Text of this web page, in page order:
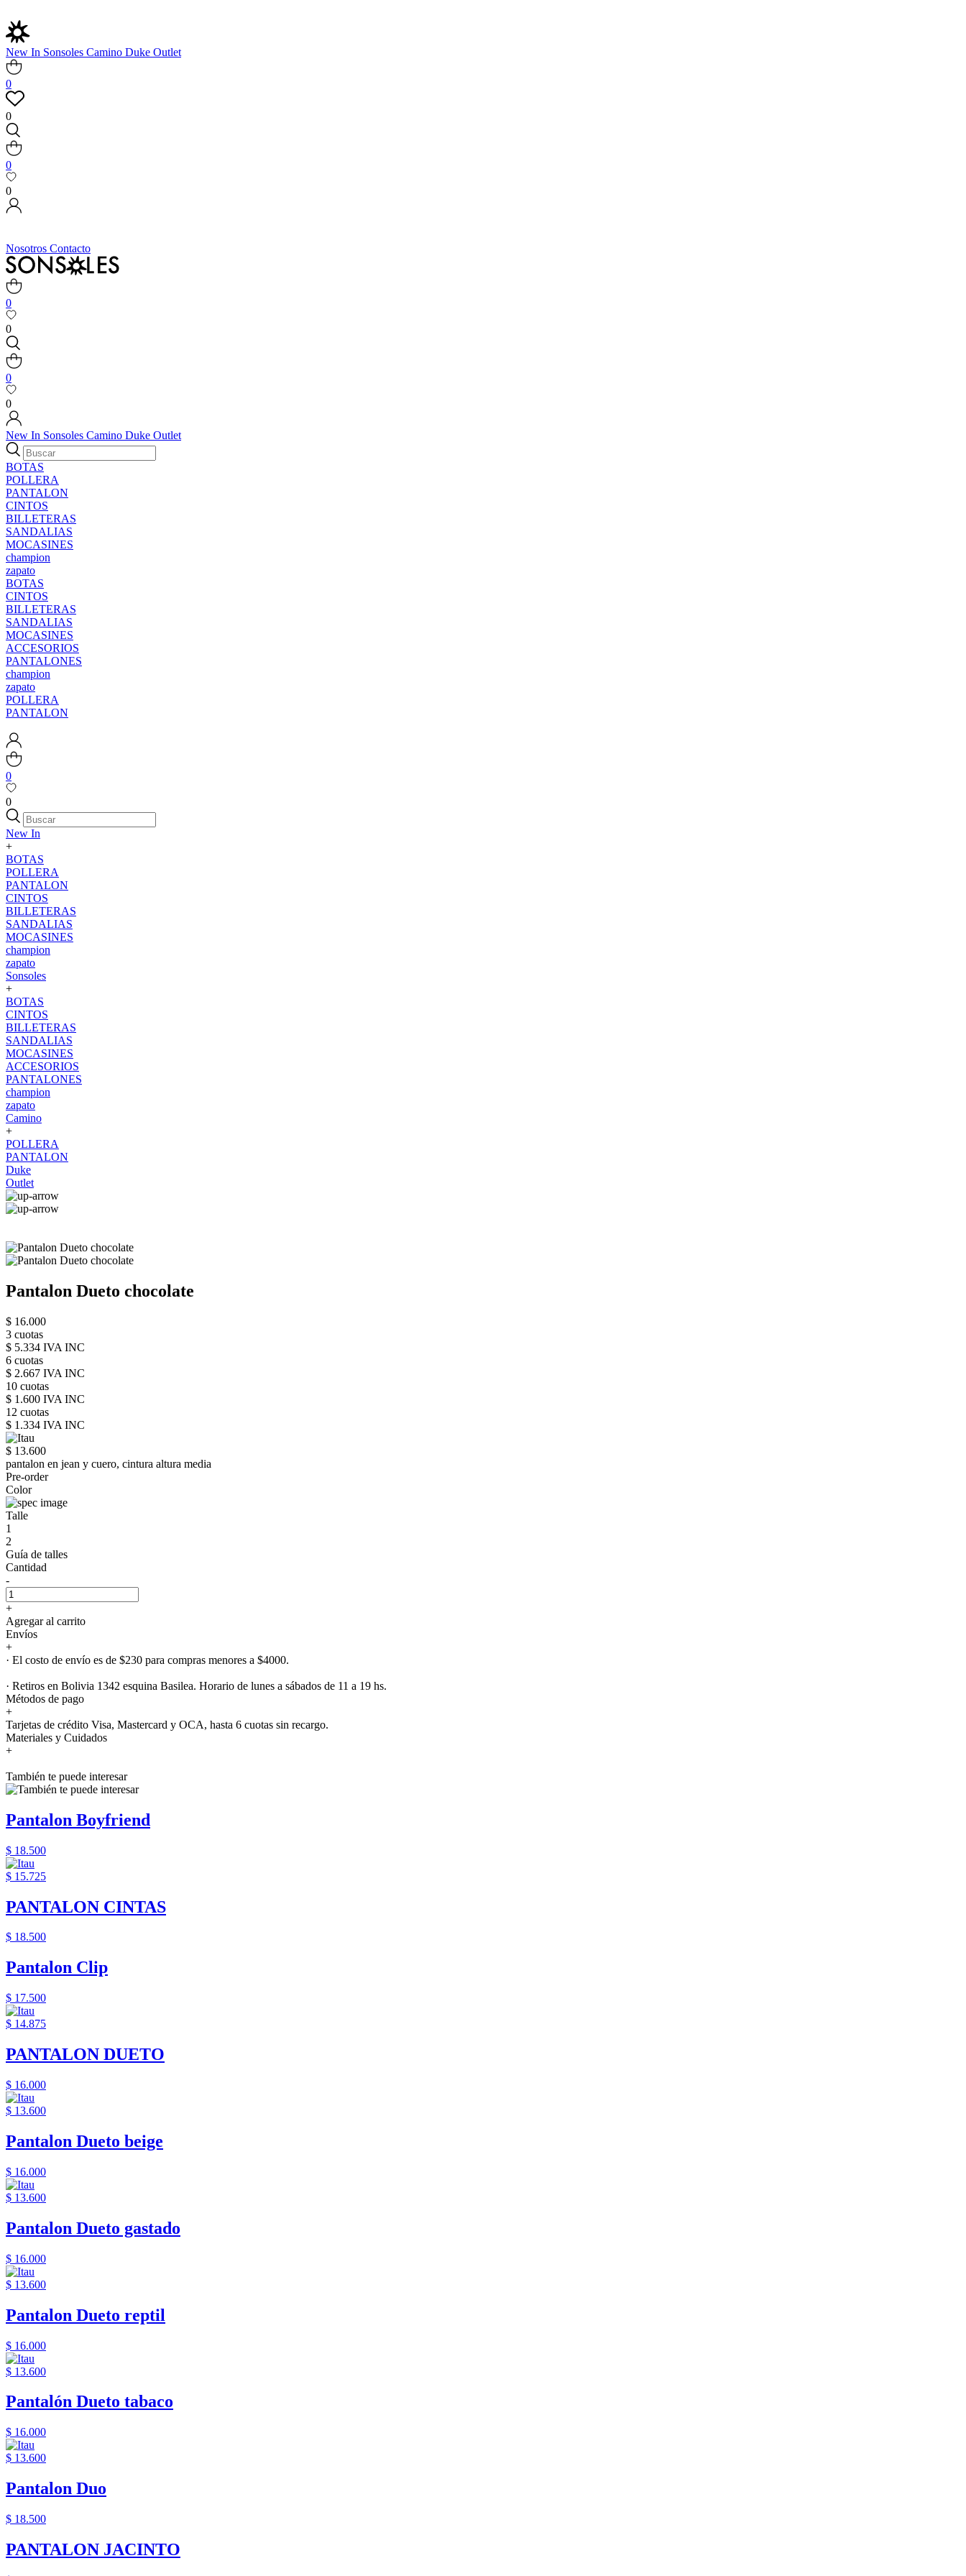
New In Sonsoles Camino Duke Outlet
0
0
0
0
Nosotros Contacto
0
0
0
0
New In Sonsoles Camino Duke Outlet
BOTAS
POLLERA
PANTALON
CINTOS
BILLETERAS
SANDALIAS
MOCASINES
champion
zapato
BOTAS
CINTOS
BILLETERAS
SANDALIAS
MOCASINES
ACCESORIOS
PANTALONES
champion
zapato
POLLERA
PANTALON
0
0
New In
+
BOTAS
POLLERA
PANTALON
CINTOS
BILLETERAS
SANDALIAS
MOCASINES
champion
zapato
Sonsoles
+
BOTAS
CINTOS
BILLETERAS
SANDALIAS
MOCASINES
ACCESORIOS
PANTALONES
champion
zapato
Camino
+
POLLERA
PANTALON
Duke
Outlet
Pantalon Dueto chocolate
$ 16.000
3 cuotas
$ 5.334 IVA INC
6 cuotas
$ 2.667 IVA INC
10 cuotas
$ 1.600 IVA INC
12 cuotas
$ 1.334 IVA INC
$ 13.600
pantalon en jean y cuero, cintura altura media
Pre-order
Color
Talle
1
2
Guía de talles
Cantidad
-
+
Agregar al carrito
Envíos
+
· El costo de envío es de $230 para compras menores a $4000.
· Retiros en Bolivia 1342 esquina Basilea. Horario de lunes a sábados de 11 a 19 hs.
Métodos de pago
+
Tarjetas de crédito Visa, Mastercard y OCA, hasta 6 cuotas sin recargo.
Materiales y Cuidados
+
También te puede interesar
Pantalon Boyfriend
$ 18.500
$ 15.725
PANTALON CINTAS
$ 18.500
Pantalon Clip
$ 17.500
$ 14.875
PANTALON DUETO
$ 16.000
$ 13.600
Pantalon Dueto beige
$ 16.000
$ 13.600
Pantalon Dueto gastado
$ 16.000
$ 13.600
Pantalon Dueto reptil
$ 16.000
$ 13.600
Pantalón Dueto tabaco
$ 16.000
$ 13.600
Pantalon Duo
$ 18.500
PANTALON JACINTO